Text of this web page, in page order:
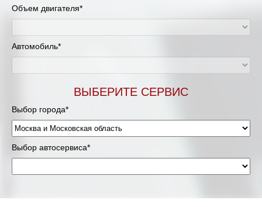
Липецк
Москва и Московская область
Мурманск
Нижневартовск
Нижний Новгород
Новосибирск
Объем двигателя*
Автомобиль*
ВЫБЕРИТЕ СЕРВИС
Выбор города*
Выбор автосервиса*